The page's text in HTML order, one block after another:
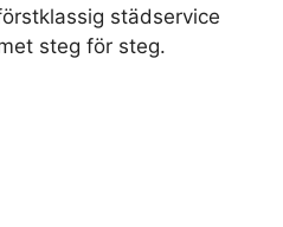
städservice
steg för steg.